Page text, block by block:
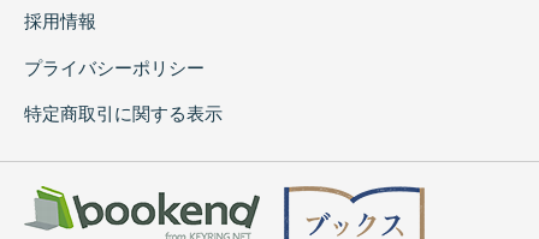
採用情報
プライバシーポリシー
特定商取引に関する表示